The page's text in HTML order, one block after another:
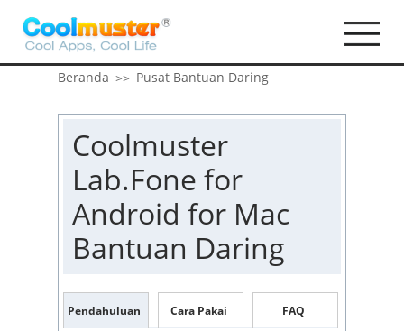
Beranda >> Pusat Bantuan Daring
Coolmuster
Lab.Fone for
Android for Mac
Bantuan Daring
Pendahuluan Cara Pakai FAQ